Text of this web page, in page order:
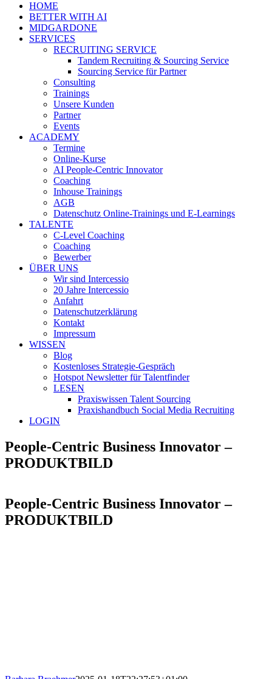
HOME
BETTER WITH AI
MIDGARDONE
SERVICES
RECRUITING SERVICE
Tandem Recruiting & Sourcing Service
Sourcing Service für Partner
Consulting
Trainings
Unsere Kunden
Partner
Events
ACADEMY
Termine
Online-Kurse
AI People-Centric Innovator
Coaching
Inhouse Trainings
AGB
Datenschutz Online-Trainings und E-Learnings
TALENTE
C-Level Coaching
Coaching
Bewerber
ÜBER UNS
Wir sind Intercessio
20 Jahre Intercessio
Anfahrt
Datenschutzerklärung
Kontakt
Impressum
WISSEN
Blog
Kostenloses Strategie-Gespräch
Hotspot Newsletter für Talentfinder
LESEN
Praxiswissen Talent Sourcing
Praxishandbuch Social Media Recruiting
LOGIN
People-Centric Business Innovator –
PRODUKTBILD
People-Centric Business Innovator –
PRODUKTBILD